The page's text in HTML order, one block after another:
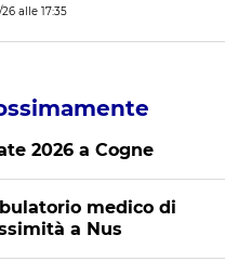
alle 17:35
2026 a Cogne
medico di
a Nus